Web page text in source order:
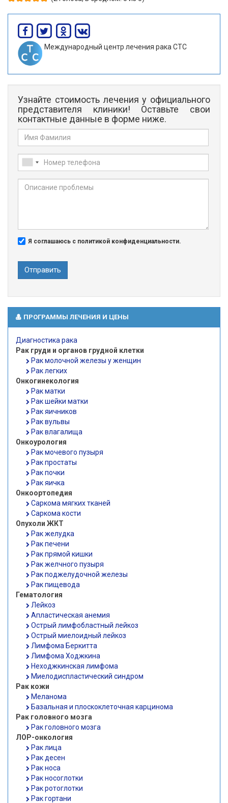
Международный центр лечения рака СТС
Узнайте стоимость лечения у официального
представителя клиники! Оставьте свои
контактные данные в форме ниже.
Я соглашаюсь с политикой конфиденциальности.
Отправить
ПРОГРАММЫ ЛЕЧЕНИЯ И ЦЕНЫ
Диагностика рака
Рак груди и органов грудной клетки
Рак молочной железы у женщин
Рак легких
Онкогинекология
Рак матки
Рак шейки матки
Рак яичников
Рак вульвы
Рак влагалища
Онкоурология
Рак мочевого пузыря
Рак простаты
Рак почки
Рак яичка
Онкоортопедия
Саркома мягких тканей
Саркома кости
Опухоли ЖКТ
Рак желудка
Рак печени
Рак прямой кишки
Рак желчного пузыря
Рак поджелудочной железы
Рак пищевода
Гематология
Лейкоз
Апластическая анемия
Острый лимфобластный лейкоз
Острый миелоидный лейкоз
Лимфома Беркитта
Лимфома Ходжкина
Неходжкинская лимфома
Миелодиспластический синдром
Рак кожи
Меланома
Базальная и плоскоклеточная карцинома
Рак головного мозга
Рак головного мозга
ЛОР-онкология
Рак лица
Рак десен
Рак носа
Рак носоглотки
Рак ротоглотки
Рак гортани